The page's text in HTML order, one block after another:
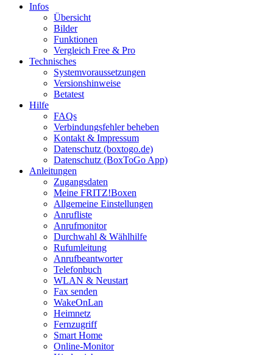
Infos
Übersicht
Bilder
Funktionen
Vergleich Free & Pro
Technisches
Systemvoraussetzungen
Versionshinweise
Betatest
Hilfe
FAQs
Verbindungsfehler beheben
Kontakt & Impressum
Datenschutz (boxtogo.de)
Datenschutz (BoxToGo App)
Anleitungen
Zugangsdaten
Meine FRITZ!Boxen
Allgemeine Einstellungen
Anrufliste
Anrufmonitor
Durchwahl & Wählhilfe
Rufumleitung
Anrufbeantworter
Telefonbuch
WLAN & Neustart
Fax senden
WakeOnLan
Heimnetz
Fernzugriff
Smart Home
Online-Monitor